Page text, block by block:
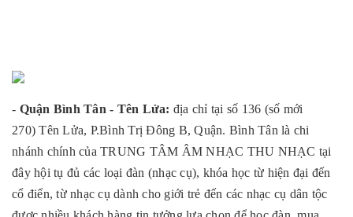
- Quận Bình Tân - Tên Lửa: địa chỉ tại số 136 (số mới
270) Tên Lửa, P.Bình Trị Đông B, Quận. Bình Tân là chi
nhánh chính của TRUNG TÂM ÂM NHẠC THU NHẠC tại
đây hội tụ đủ các loại đàn (nhạc cụ), khóa học từ hiện đại đến
cổ điển, từ nhạc cụ dành cho giới trẻ đến các nhạc cụ dân tộc